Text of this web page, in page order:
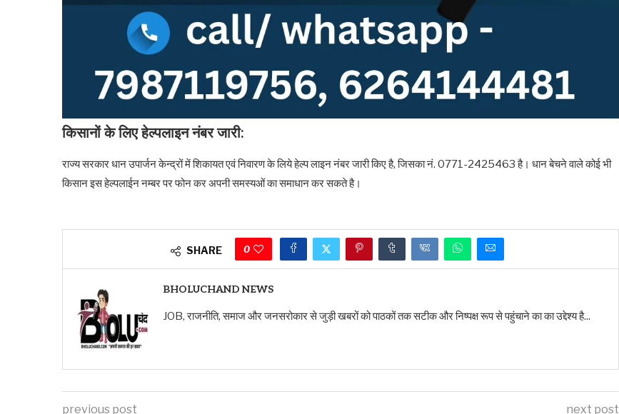
किसानों के लिए हेल्पलाइन नंबर जारी:
राज्य सरकार धान उपार्जन केन्द्रों में शिकायत एवं निवारण के लिये हेल्प लाइन नंबर जारी किए है, जिसका नं. 0771-2425463 है। धान बेचने वाले कोई भी
किसान इस हेल्पलाईन नम्बर पर फोन कर अपनी समस्यओं का समाधान कर सकते है।
SHARE 0
BHOLUCHAND NEWS
JOB, राजनीति, समाज और जनसरोकार से जुड़ी खबरों को पाठकों तक सटीक और निष्पक्ष रूप से पहुंचाने का का उद्देश्य है...
previous post next post